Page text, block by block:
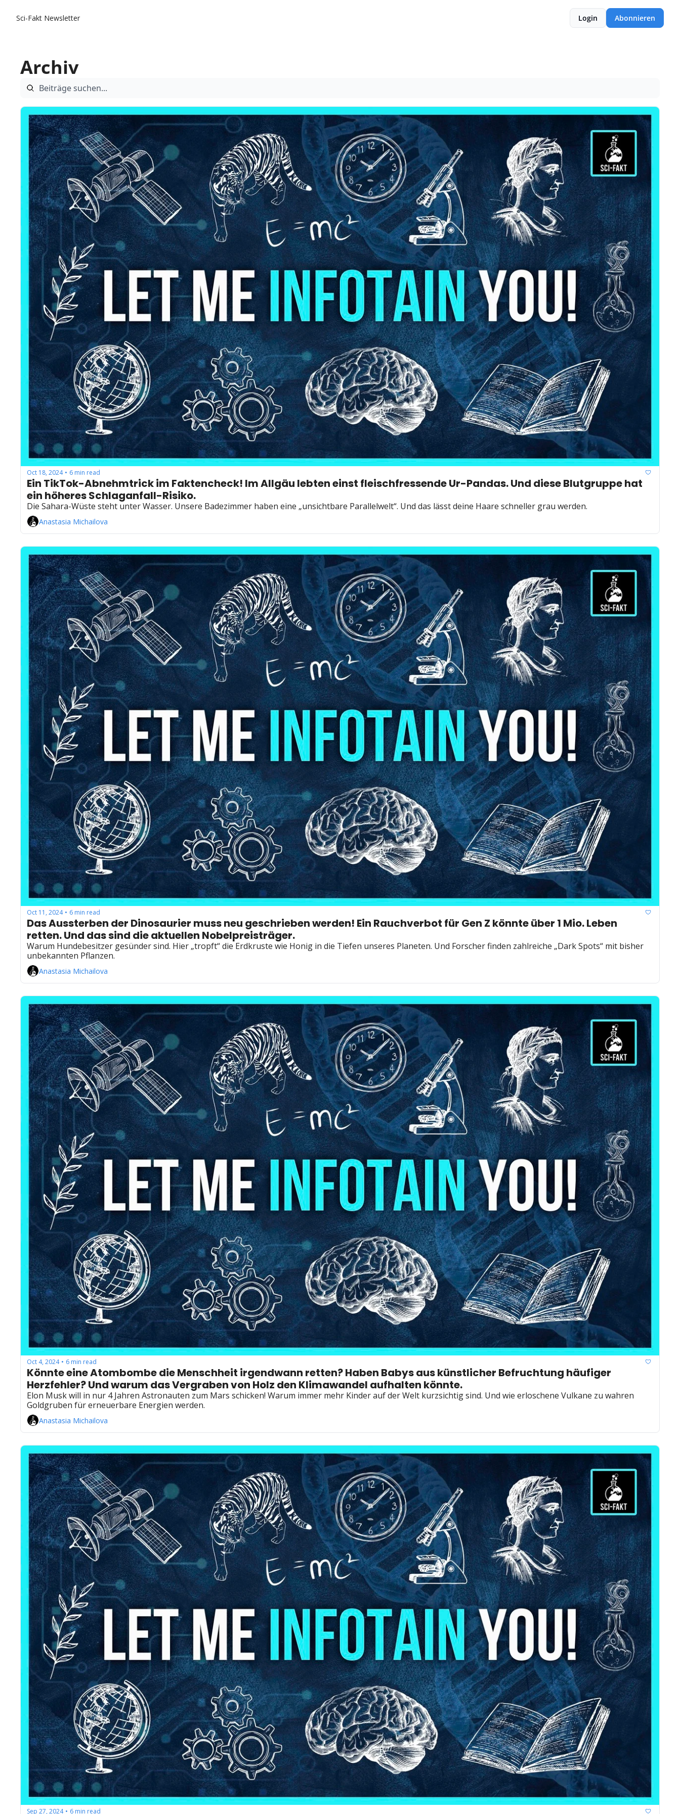
Sci-Fakt Newsletter Login Abonnieren
Archiv
Oct 18, 2024 • 6 min read
Ein TikTok-Abnehmtrick im Faktencheck! Im Allgäu lebten einst fleischfressende Ur-Pandas. Und diese Blutgruppe hat
ein höheres Schlaganfall-Risiko.
Die Sahara-Wüste steht unter Wasser. Unsere Badezimmer haben eine „unsichtbare Parallelwelt“. Und das lässt deine Haare schneller grau werden.
Anastasia Michailova
Oct 11, 2024 • 6 min read
Das Aussterben der Dinosaurier muss neu geschrieben werden! Ein Rauchverbot für Gen Z könnte über 1 Mio. Leben
retten. Und das sind die aktuellen Nobelpreisträger.
Warum Hundebesitzer gesünder sind. Hier „tropft“ die Erdkruste wie Honig in die Tiefen unseres Planeten. Und Forscher finden zahlreiche „Dark Spots“ mit bisher
unbekannten Pflanzen.
Anastasia Michailova
Oct 4, 2024 • 6 min read
Könnte eine Atombombe die Menschheit irgendwann retten? Haben Babys aus künstlicher Befruchtung häufiger
Herzfehler? Und warum das Vergraben von Holz den Klimawandel aufhalten könnte.
Elon Musk will in nur 4 Jahren Astronauten zum Mars schicken! Warum immer mehr Kinder auf der Welt kurzsichtig sind. Und wie erloschene Vulkane zu wahren
Goldgruben für erneuerbare Energien werden.
Anastasia Michailova
Sep 27, 2024 • 6 min read